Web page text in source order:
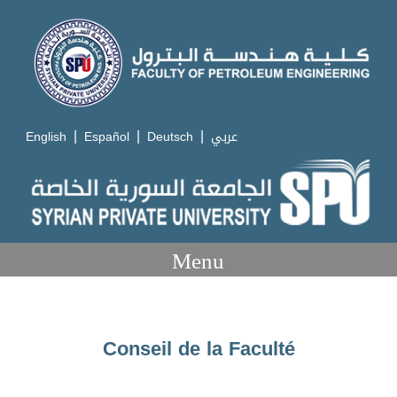
English | Español | Deutsch | عربي
Menu
Conseil de la Faculté